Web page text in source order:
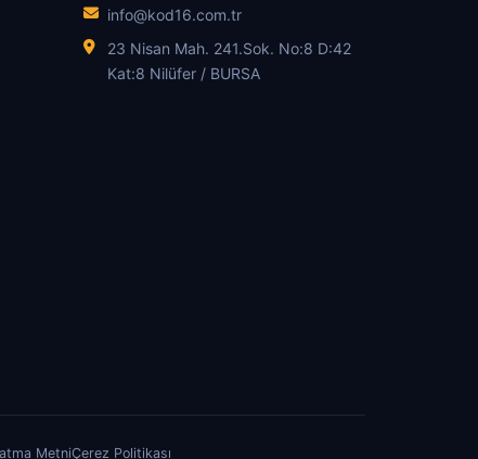
info@kod16.com.tr
23 Nisan Mah. 241.Sok. No:8 D:42
Kat:8 Nilüfer / BURSA
MetniÇerez Politikası